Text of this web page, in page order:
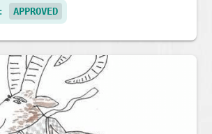
APPROVED